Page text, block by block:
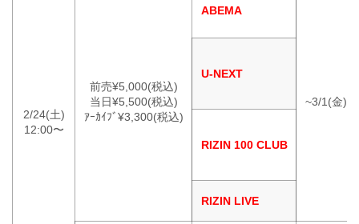
2/24(土)
12:00〜
前売¥5,000(税込)
当日¥5,500(税込)
ｱｰｶｲﾌﾞ¥3,300(税込)
ABEMA
~3/1(金
U-NEXT
RIZIN 100 CLUB
RIZIN LIVE